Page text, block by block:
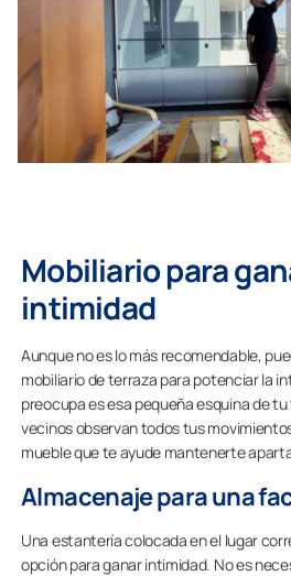
Mobiliario para
intimidad
Aunque no es lo más recomendable,
mobiliario de terraza para potenciar la
preocupa es esa pequeña esquina de
vecinos observan todos tus
mueble que te ayude mantenerte
Almacenaje para una
Una estantería colocada en el lugar
opción para ganar intimidad. No es